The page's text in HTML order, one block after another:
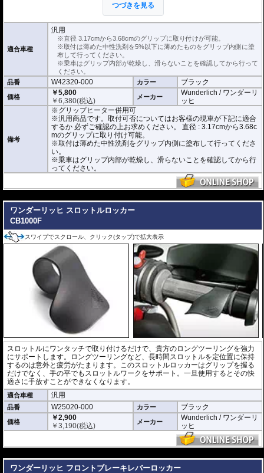
※中性洗剤が多すぎると乾燥に時間がかかります。ご注意ください。
正しく装着すれば容易に取り付けることが可能です。
使用時の安全のため乾燥時は全く滑りません。乾いた状態で取り付けると破損
に繋がります。
乗車はグリップ内部が乾燥し、滑らないことを確認してから行ってください。
こちらの商品は汎用商品として掲載しています。
CB1000Fで取付確認を行っているわけではありません。
取付可否についてはお客様の現車が下記に適合するか 必ずご確認の上お求めく
ださい。
直径 : 3.17cmから3.68cmのグリップに取り付けが可能。
素材 : ネオプトン
厚さ : 3.8mm
つづきを見る
適合車種
汎用
※直径 3.17cmから3.68cmのグリップに取り付けが可能。
※取付は薄めた中性洗剤を5%以下に薄めたものをグリップ内側に塗
布して行ってください。
※乗車はグリップ内部が乾燥し、滑らないことを確認してから行って
ください。
品番
W42320-000 カラー ブラック
価格
￥5,800
￥6,380(税込) メーカー
Wunderlich / ワンダーリ
ッヒ
備考
※グリップヒーター併用可
※汎用商品です。取付可否についてはお客様の現車が下記に適合
するか 必ずご確認の上お求めください。 直径 : 3.17cmから3.68c
mのグリップに取り付け可能。
※取付は薄めた中性洗剤をグリップ内側に塗布して行ってくださ
い。
※乗車はグリップ内部が乾燥し、滑らないことを確認してから行
ってください。
ワンダーリッヒ スロットルロッカー
CB1000F
スワイプでスクロール、クリック(タップ)で拡大表示
スロットルにワンタッチで取り付けるだけで、貴方のロングツーリングを強力
にサポートします。ロングツーリングなど、長時間スロットルを定位置に保持
するのは意外と疲労がたまります。このスロットルロッカーはグリップを握る
だけでなく、手の平でもスロットルワークをサポート。一旦使用するとその快
適さに手放すことができなくなります。
適合車種 汎用
品番 W25020-000 カラー ブラック
価格
￥2,900
￥3,190(税込) メーカー
Wunderlich / ワンダーリ
ッヒ
ワンダーリッヒ フロントブレーキレバーロッカー